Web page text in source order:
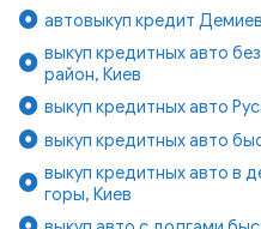
автовыкуп кредит
выкуп кредитных авто
район, Киев
выкуп кредитных авто
выкуп кредитных авто
выкуп кредитных авто в
горы, Киев